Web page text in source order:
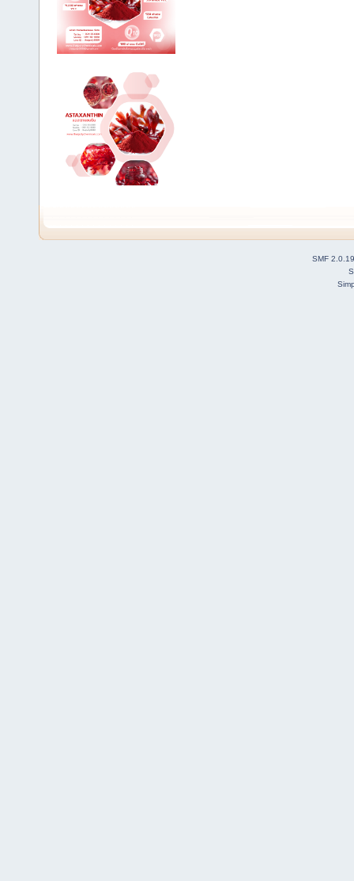
SMF 2.0.19